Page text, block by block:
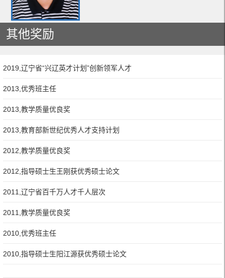
其他奖励
2019,辽宁省“兴辽英才计划”创新领军人才
2013,优秀班主任
2013,教学质量优良奖
2013,教育部新世纪优秀人才支持计划
2012,教学质量优良奖
2012,指导硕士生王刚获优秀硕士论文
2011,辽宁省百千万人才千人层次
2011,教学质量优良奖
2010,优秀班主任
2010,指导硕士生阳江源获优秀硕士论文